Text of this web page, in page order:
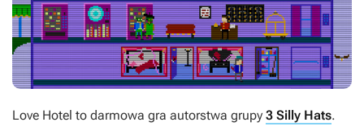
Love Hotel to darmowa gra autorstwa grupy 3 Silly Hats.